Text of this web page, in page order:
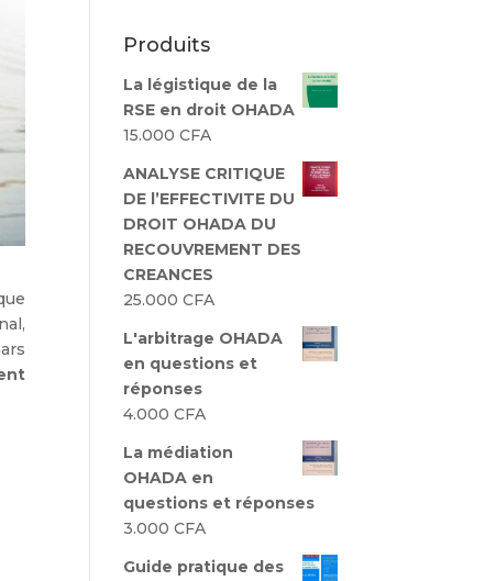
Produits
La légistique de la
RSE en droit OHADA
15.000CFA
ANALYSE CRITIQUE
DE l’EFFECTIVITE DU
DROIT OHADA DU
RECOUVREMENT DES
CREANCES
25.000CFA
L'arbitrage OHADA
en questions et
réponses
4.000CFA
La médiation
OHADA en
questions et réponses
3.000CFA
Guide pratique des